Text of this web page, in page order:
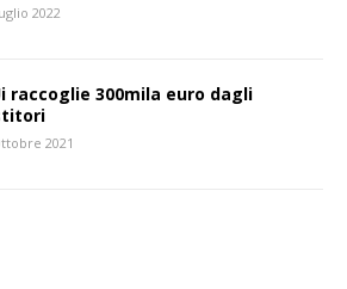
2022
raccoglie 300mila euro dagli
2021